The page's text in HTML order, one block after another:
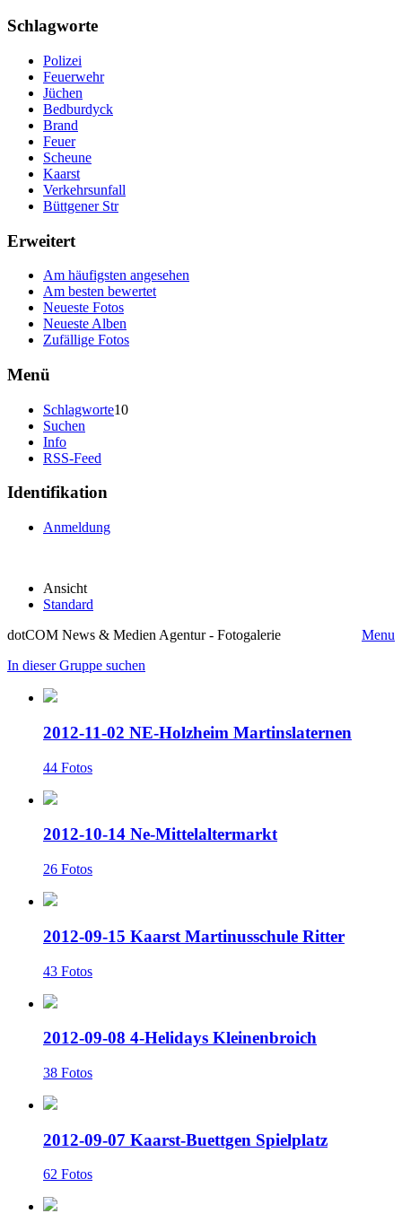
Schlagworte
Polizei
Feuerwehr
Jüchen
Bedburdyck
Brand
Feuer
Scheune
Kaarst
Verkehrsunfall
Büttgener Str
Erweitert
Am häufigsten angesehen
Am besten bewertet
Neueste Fotos
Neueste Alben
Zufällige Fotos
Menü
Schlagworte10
Suchen
Info
RSS-Feed
Identifikation
Anmeldung
Ansicht
Standard
dotCOM News & Medien Agentur - Fotogalerie
Menu
In dieser Gruppe suchen
2012-11-02 NE-Holzheim Martinslaternen
44 Fotos
2012-10-14 Ne-Mittelaltermarkt
26 Fotos
2012-09-15 Kaarst Martinusschule Ritter
43 Fotos
2012-09-08 4-Helidays Kleinenbroich
38 Fotos
2012-09-07 Kaarst-Buettgen Spielplatz
62 Fotos